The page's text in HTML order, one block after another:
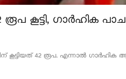
കൂട്ടി, ഗാർഹിക
കൂട്ടിയത് 42 രൂപ. എന്നാൽ ഗാർഹിക